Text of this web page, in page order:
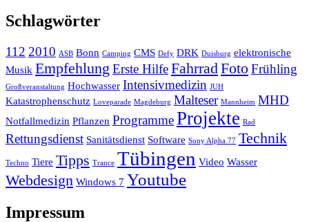
Schlagwörter
112 2010 ASB Bonn Camping CMS Defy DRK Duisburg elektronische
Musik Empfehlung Erste HilfeFahrradFotoFrühling
Großveranstaltung Hochwasser Intensivmedizin JUH
Katastrophenschutz Loveparade Magdeburg Malteser Mannheim MHD
Notfallmedizin Pflanzen ProgrammeProjekte Rad
Rettungsdienst Sanitätsdienst Software Sony Alpha 77 Technik
Techno Tiere Tipps Trance Tübingen Video Wasser
Webdesign Windows 7 Youtube
Impressum